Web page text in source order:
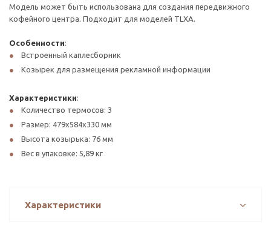
Модель может быть использована для создания передвижного
кофейного центра. Подходит для моделей TLXA.
Особенности:
Встроенный каплесборник
Козырек для размещения рекламной информации
Характеристики:
Количество термосов: 3
Размер: 479х584х330 мм
Высота козырька: 76 мм
Вес в упаковке: 5,89 кг
Характеристики